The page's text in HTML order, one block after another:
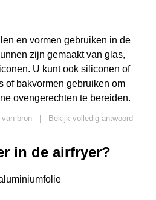
en vormen gebruiken in de
zijn gemaakt van glas,
U kunt ook siliconen of
of bakvormen gebruiken om
ovengerechten te bereiden.
bron
Bekijk volledig antwoord
in de airfryer?